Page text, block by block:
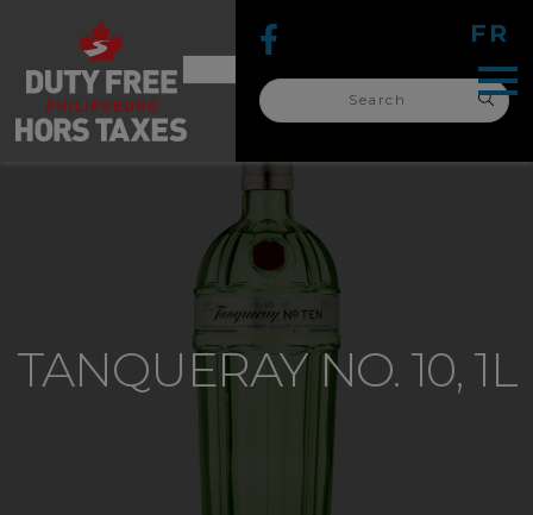
for:
FR
search
for:
TANQUERAY NO. 10, 1L